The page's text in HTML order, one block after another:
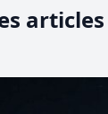
articles